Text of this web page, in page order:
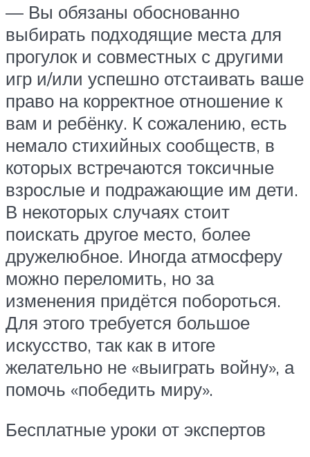
— Вы обязаны обоснованно
выбирать подходящие места для
прогулок и совместных с другими
игр и/или успешно отстаивать ваше
право на корректное отношение к
вам и ребёнку. К сожалению, есть
немало стихийных сообществ, в
которых встречаются токсичные
взрослые и подражающие им дети.
В некоторых случаях стоит
поискать другое место, более
дружелюбное. Иногда атмосферу
можно переломить, но за
изменения придётся побороться.
Для этого требуется большое
искусство, так как в итоге
желательно не «выиграть войну», а
помочь «победить миру».
Бесплатные уроки от экспертов